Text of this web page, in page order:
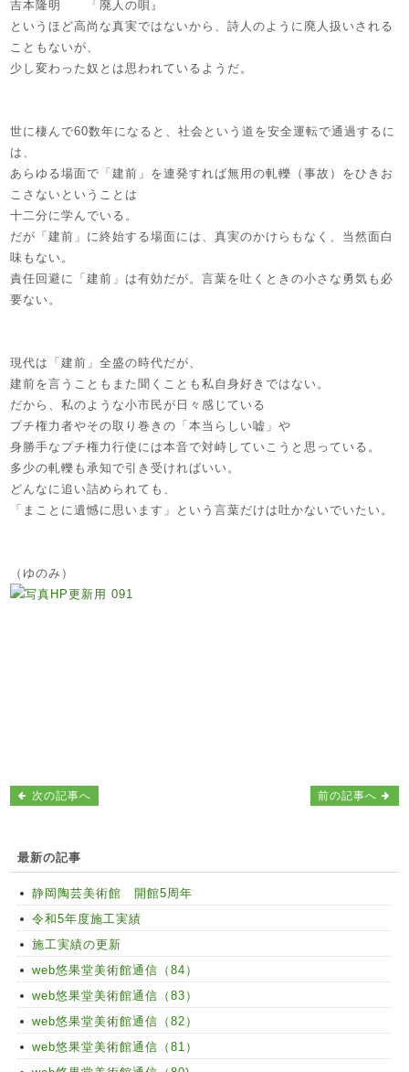
吉本隆明 「廃人の唄』
というほど高尚な真実ではないから、詩人のように廃人扱いされる
こともないが、
少し変わった奴とは思われているようだ。
世に棲んで60数年になると、社会という道を安全運転で通過するに
は、
あらゆる場面で「建前」を連発すれば無用の軋轢（事故）をひきお
こさないということは
十二分に学んでいる。
だが「建前」に終始する場面には、真実のかけらもなく、当然面白
味もない。
責任回避に「建前」は有効だが。言葉を吐くときの小さな勇気も必
要ない。
現代は「建前」全盛の時代だが、
建前を言うこともまた聞くことも私自身好きではない。
だから、私のような小市民が日々感じている
プチ権力者やその取り巻きの「本当らしい嘘」や
身勝手なプチ権力行使には本音で対峙していこうと思っている。
多少の軋轢も承知で引き受ければいい。
どんなに追い詰められても、
「まことに遺憾に思います」という言葉だけは吐かないでいたい。
（ゆのみ）
前の記事へ
次の記事へ
最新の記事
静岡陶芸美術館 開館5周年
令和5年度施工実績
施工実績の更新
web悠果堂美術館通信（84）
web悠果堂美術館通信（83）
web悠果堂美術館通信（82）
web悠果堂美術館通信（81）